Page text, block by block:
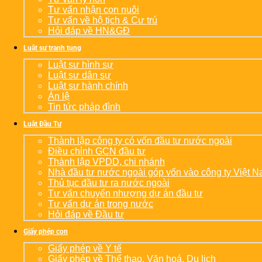
Tư vấn nhận con nuôi
Tư vấn về hộ tịch & Cư trú
Hỏi đáp về HN&GĐ
Luật sư tranh tụng
Luật sư hình sự
Luật sư dân sự
Luật sư hành chính
Án lệ
Tin tức pháp đình
Luật Đầu Tư
Thành lập công ty có vốn đầu tư nước ngoài
Điều chỉnh GCN đầu tư
Thành lập VPDD, chi nhánh
Nhà đầu tư nước ngoài góp vốn vào công ty Việt
Thủ tục đầu tư ra nước ngoài
Tư vấn chuyển nhượng dự án đầu tư
Tư vấn dự án trong nước
Hỏi đáp về Đầu tư
Giấy phép con
Giấy phép về Y tế
Giấy phép về Thể thao, Văn hoá, Du lịch